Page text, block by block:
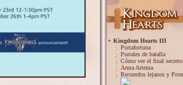
+ Kingdom Hearts III
Portafortuna
Portales de batalla
Cómo ver el final secreto
Arma Artema
Recuerdos lejanos y